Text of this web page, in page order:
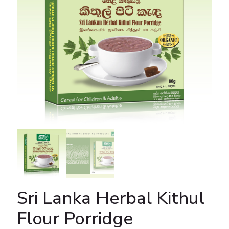
Sri Lanka Herbal Kithul
Flour Porridge